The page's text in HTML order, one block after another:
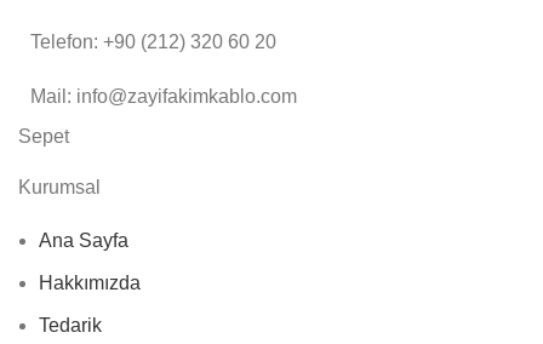
Telefon: +90 (212) 320 60 20
Mail: info@zayifakimkablo.com
Sepet
Kurumsal
Ana Sayfa
Hakkımızda
Tedarik